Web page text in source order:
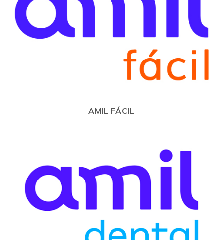
AMIL FÁCIL